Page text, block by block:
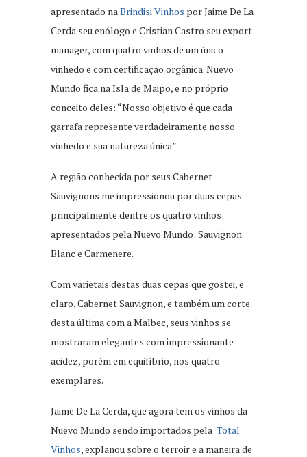
apresentado naBrindisi Vinhos por Jaime De La
Cerda seu enólogo e Cristian Castro seu export
manager, com quatro vinhos de um único
vinhedo e com certificação orgânica. Nuevo
Mundo fica na Isla de Maipo, e no próprio
conceito deles: “Nosso objetivo é que cada
garrafa represente verdadeiramente nosso
vinhedo e sua natureza única”.
A região conhecida por seus Cabernet
Sauvignons me impressionou por duas cepas
principalmente dentre os quatro vinhos
apresentados pela Nuevo Mundo: Sauvignon
Blanc e Carmenere.
Com varietais destas duas cepas que gostei, e
claro, Cabernet Sauvignon, e também um corte
desta última com a Malbec, seus vinhos se
mostraram elegantes com impressionante
acidez, porém em equilíbrio, nos quatro
exemplares.
Jaime De La Cerda, que agora tem os vinhos da
Nuevo Mundo sendo importados pela Total
Vinhos, explanou sobre o terroir e a maneira de